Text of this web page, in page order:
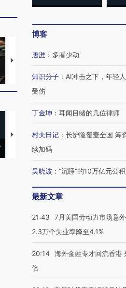
马航飞行员跨国走私7万
育部长拱下台
【推广】走进第四届链博
博客
唐涯 ： 多看少动
知识分子 ： AI冲击之下，年轻
受伤
丁金坤 ： 耳闻目睹的几位律师
村夫日记 ： 长护险覆盖全国 筹
续加码
吴晓波 ： “沉睡”的10万亿元公
最新文章
21:43
7月美国劳动力市场意
2.3万个失业率降至4.1%
20:14 海外金融专才回流香港
倍